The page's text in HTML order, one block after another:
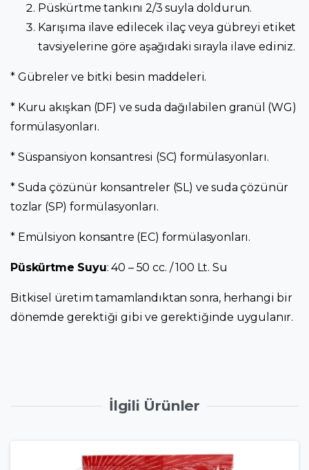
Püskürtme tankını 2/3 suyla doldurun.
Karışıma ilave edilecek ilaç veya gübreyi etiket
tavsiyelerine göre aşağıdaki sırayla ilave ediniz.
* Gübreler ve bitki besin maddeleri.
* Kuru akışkan (DF) ve suda dağılabilen granül (WG)
formülasyonları.
* Süspansiyon konsantresi (SC) formülasyonları.
* Suda çözünür konsantreler (SL) ve suda çözünür
tozlar (SP) formülasyonları.
* Emülsiyon konsantre (EC) formülasyonları.
Püskürtme Suyu: 40 – 50 cc. / 100 Lt. Su
Bitkisel üretim tamamlandıktan sonra, herhangi bir
dönemde gerektiği gibi ve gerektiğinde uygulanır.
İlgili Ürünler